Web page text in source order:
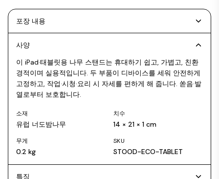
포장 내용
사양
이 iPad·태블릿용 나무 스탠드는 휴대하기 쉽고, 가볍고, 친환
경적이며 실용적입니다. 두 부품이 디바이스를 세워 안전하게
고정하고, 작업·시청·요리 시 자세를 편하게 해 줍니다. 쏟음·발
열로부터 보호합니다.
소재
유럽 너도밤나무
치수
14 × 21 × 1 cm
무게
0.2 kg
SKU
STOOD-ECO-TABLET
특징